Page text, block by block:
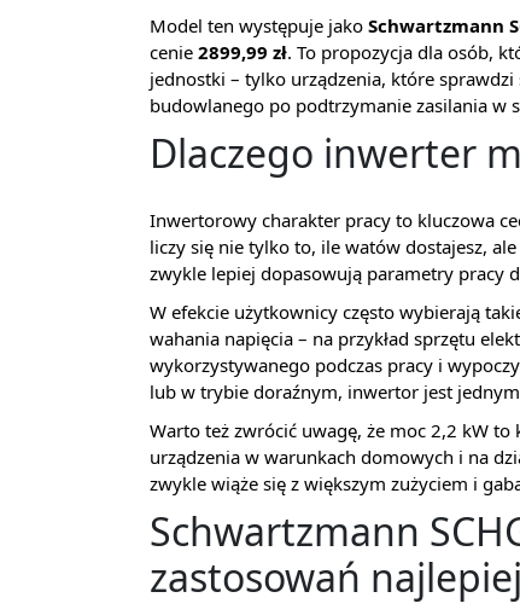
Model ten występuje jako Schwartzmann
cenie 2899,99 zł. To propozycja dla osób,
jednostki – tylko urządzenia, które
budowlanego po podtrzymanie zasilania w
Dlaczego inwerter
Inwertorowy charakter pracy to kluczowa
liczy się nie tylko to, ile watów dostajesz,
zwykle lepiej dopasowują parametry pracy
W efekcie użytkownicy często wybierają
wahania napięcia – na przykład sprzętu
wykorzystywanego podczas pracy i
lub w trybie doraźnym, inwertor jest
Warto też zwrócić uwagę, że moc 2,2 kW
urządzenia w warunkach domowych i na
zwykle wiąże się z większym zużyciem i
Schwartzmann
zastosowań